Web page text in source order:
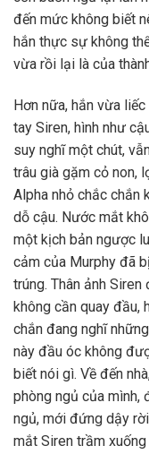
đến mức không biết
hắn thực sự không
vừa rồi lại là của
Hơn nữa, hắn vừa
tay Siren, hình như
suy nghĩ một chút,
trâu già gặm cỏ non,
Alpha nhỏ chắc chắn
dỗ cậu. Nước mắt
một kịch bản ngược
cảm của Murphy đã
trúng. Thân ảnh
không cần quay đầu,
chắn đang nghĩ
này đầu óc không
biết nói gì. Về đến
phòng ngủ của mình,
ngủ, mới đứng dậy
mắt Siren trầm xuống